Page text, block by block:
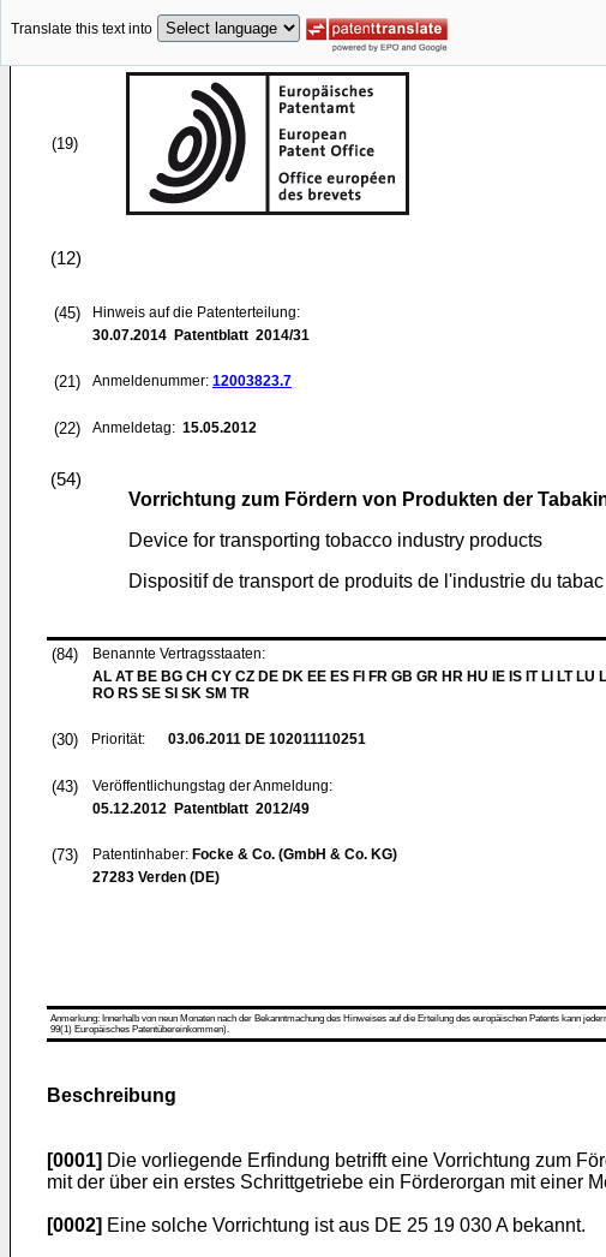
Translate this text into
(19)
(12)
(45)
Hinweis auf die Patenterteilung:
30.07.2014 Patentblatt 2014/31
(21) Anmeldenummer: 12003823.7
(22) Anmeldetag: 15.05.2012
(54)
Vorrichtung zum Fördern von Produkten der
Device for transporting tobacco industry products
Dispositif de transport de produits de l'industrie du tabac
(84)
Benannte Vertragsstaaten:
AL AT BE BG CH CY CZ DE DK EE ES FI FR GB GR HR HU IE IS IT LI LT LU
RO RS SE SI SK SM TR
(30) Priorität: 03.06.2011 DE 102011110251
(43)
Veröffentlichungstag der Anmeldung:
05.12.2012 Patentblatt 2012/49
(73) Patentinhaber: Focke & Co. (GmbH & Co. KG)
27283 Verden (DE)
Anmerkung: Innerhalb von neun Monaten nach der Bekanntmachung des Hinweises auf die Erteilung des europäischen Patents kann
99(1) Europäisches Patentübereinkommen).
Beschreibung
[0001] Die vorliegende Erfindung betrifft eine Vorrichtung zum
mit der über ein erstes Schrittgetriebe ein Förderorgan mit einer
[0002] Eine solche Vorrichtung ist aus DE 25 19 030 Abekannt.